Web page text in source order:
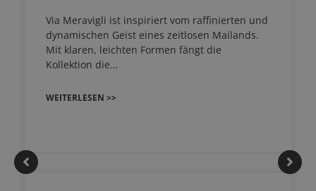
Via Meravigli ist inspiriert vom raffinierten und
dynamischen Geist eines zeitlosen Mailands.
Mit klaren, leichten Formen fängt die
Kollektion die…
WEITERLESEN >>